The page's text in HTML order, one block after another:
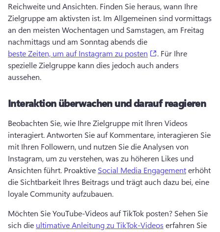
Reichweite und Ansichten. Finden Sie heraus, wann Ihre
Zielgruppe am aktivsten ist. Im Allgemeinen sind vormittags
an den meisten Wochentagen und Samstagen, am Freitag
nachmittags und am Sonntag abends die
beste Zeiten, um auf Instagram zu posten
(opens in a new
. Für Ihre
spezielle Zielgruppe kann dies jedoch auch anders
aussehen.
Interaktion überwachen und darauf reagieren
Beobachten Sie, wie Ihre Zielgruppe mit Ihren Videos
interagiert. Antworten Sie auf Kommentare, interagieren Sie
mit Ihren Followern, und nutzen Sie die Analysen von
Instagram, um zu verstehen, was zu höheren Likes und
Ansichten führt. Proaktive Social Media Engagement erhöht
die Sichtbarkeit Ihres Beitrags und trägt auch dazu bei, eine
loyale Community aufzubauen.
Möchten Sie YouTube-Videos auf TikTok posten? Sehen Sie
sich die ultimative Anleitung zu TikTok-Videos erfahren Sie